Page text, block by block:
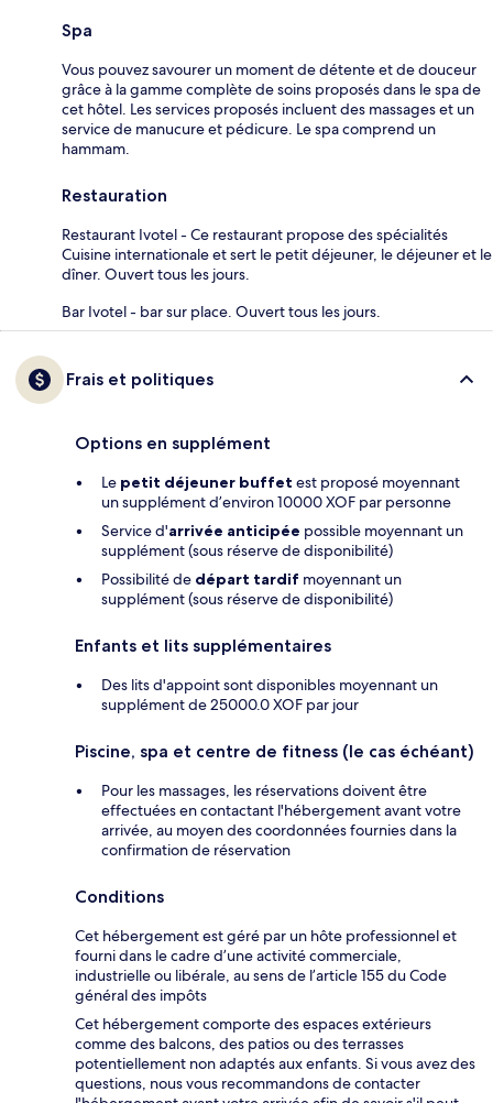
Spa
Vous pouvez savourer un moment de détente et de douceur
grâce à la gamme complète de soins proposés dans le spa de
cet hôtel. Les services proposés incluent des massages et un
service de manucure et pédicure. Le spa comprend un
hammam.
Restauration
Restaurant Ivotel - Ce restaurant propose des spécialités
Cuisine internationale et sert le petit déjeuner, le déjeuner et le
dîner. Ouvert tous les jours.
Bar Ivotel - bar sur place. Ouvert tous les jours.
Frais et politiques
Options en supplément
Le petit déjeuner buffet est proposé moyennant
un supplément d’environ 10000 XOF par personne
Service d'arrivée anticipée possible moyennant un
supplément (sous réserve de disponibilité)
Possibilité de départ tardif moyennant un
supplément (sous réserve de disponibilité)
Enfants et lits supplémentaires
Des lits d'appoint sont disponibles moyennant un
supplément de 25000.0 XOF par jour
Piscine, spa et centre de fitness (le cas échéant)
Pour les massages, les réservations doivent être
effectuées en contactant l'hébergement avant votre
arrivée, au moyen des coordonnées fournies dans la
confirmation de réservation
Conditions
Cet hébergement est géré par un hôte professionnel et
fourni dans le cadre d’une activité commerciale,
industrielle ou libérale, au sens de l’article 155 du Code
général des impôts
Cet hébergement comporte des espaces extérieurs
comme des balcons, des patios ou des terrasses
potentiellement non adaptés aux enfants. Si vous avez des
questions, nous vous recommandons de contacter